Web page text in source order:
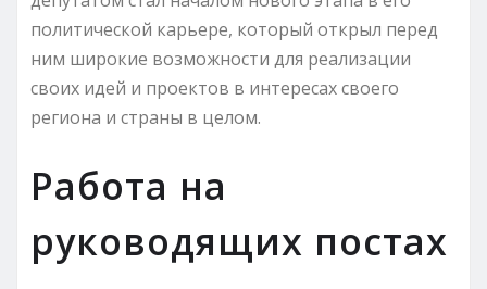
политической карьере, который открыл перед
ним широкие возможности для реализации
своих идей и проектов в интересах своего
региона и страны в целом.
Работа на
руководящих постах